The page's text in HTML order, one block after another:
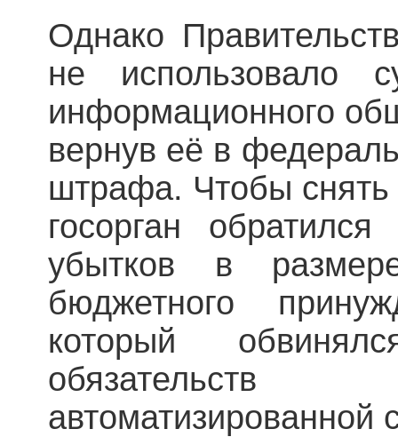
Однако
не использовало
информационного
вернув её в
штрафа. Чтобы снять
госорган
убытков в
бюджетного
который
автоматизированной